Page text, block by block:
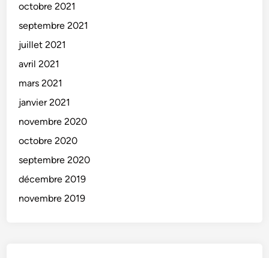
octobre 2021
septembre 2021
juillet 2021
avril 2021
mars 2021
janvier 2021
novembre 2020
octobre 2020
septembre 2020
décembre 2019
novembre 2019